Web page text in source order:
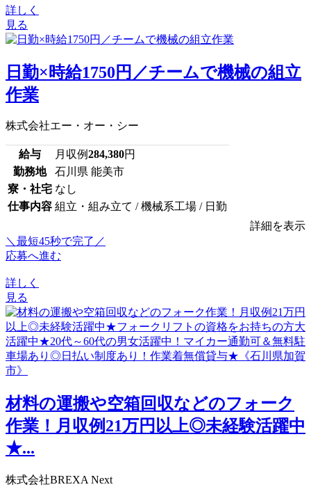
詳しく
見る
日勤×時給1750円／チームで機械の組立
作業
株式会社エー・オー・シー
給与 月収例284,380円
勤務地
石川県 能美市
寮・社宅 なし
仕事内容 組立・組み立て / 機械系工場 / 日勤
詳細を表示
＼最短45秒で完了／
応募へ進む
詳しく
見る
材料の運搬や空箱回収などのフォーク
作業！月収例21万円以上◎未経験活躍中
★...
株式会社BREXA Next